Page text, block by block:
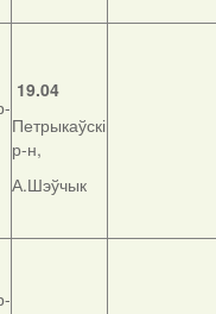
19.04
Петрыкаўскі
р-н,
А.Шэўчык